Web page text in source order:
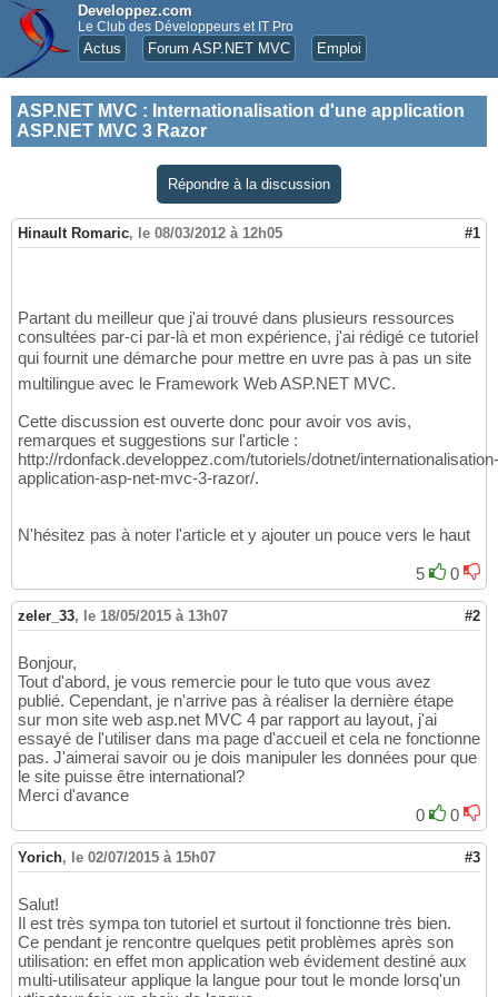
Developpez.com
Le Club des Développeurs et IT Pro
Actus Forum ASP.NET MVC Emploi
ASP.NET MVC : Internationalisation d'une application
ASP.NET MVC 3 Razor
Répondre à la discussion
Hinault Romaric, le 08/03/2012 à 12h05 #1
Partant du meilleur que j'ai trouvé dans plusieurs ressources
consultées par-ci par-là et mon expérience, j'ai rédigé ce tutoriel
qui fournit une démarche pour mettre en uvre pas à pas un site
multilingue avec le Framework Web ASP.NET MVC.
Cette discussion est ouverte donc pour avoir vos avis,
remarques et suggestions sur l'article :
http://rdonfack.developpez.com/tutoriels/dotnet/internationalisation-
application-asp-net-mvc-3-razor/.
N'hésitez pas à noter l'article et y ajouter un pouce vers le haut
5 0
zeler_33, le 18/05/2015 à 13h07 #2
Bonjour,
Tout d'abord, je vous remercie pour le tuto que vous avez
publié. Cependant, je n'arrive pas à réaliser la dernière étape
sur mon site web asp.net MVC 4 par rapport au layout, j'ai
essayé de l'utiliser dans ma page d'accueil et cela ne fonctionne
pas. J'aimerai savoir ou je dois manipuler les données pour que
le site puisse être international?
Merci d'avance
0
0
Yorich, le 02/07/2015 à 15h07 #3
Salut!
Il est très sympa ton tutoriel et surtout il fonctionne très bien.
Ce pendant je rencontre quelques petit problèmes après son
utilisation: en effet mon application web évidement destiné aux
multi-utilisateur applique la langue pour tout le monde lorsq'un